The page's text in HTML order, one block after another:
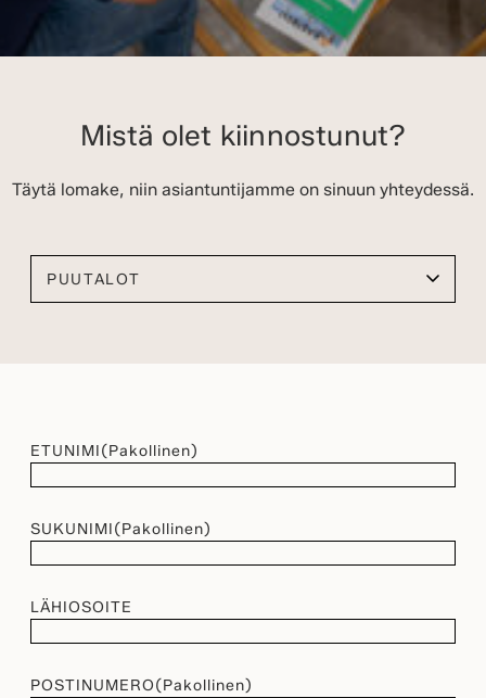
Mistä olet kiinnostunut?
Täytä lomake, niin asiantuntijamme on sinuun yhteydessä.
ETUNIMI(Pakollinen)
SUKUNIMI(Pakollinen)
LÄHIOSOITE
POSTINUMERO(Pakollinen)